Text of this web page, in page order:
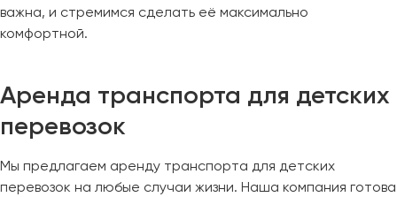
важна, и стремимся сделать её максимально
комфортной.
Аренда транспорта для детских
перевозок
Мы предлагаем аренду транспорта для детских
перевозок на любые случаи жизни. Наша компания готова